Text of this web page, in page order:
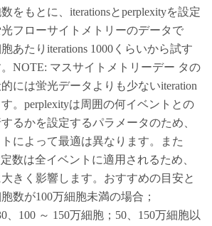
をもとに、iterationsとperplexityを設定
フローサイトメトリーのデータで
あたりiterations 1000くらいから試す
NOTE: マスサイトメトリーデー タの
には蛍光データよりも少ないiteration
。perplexityは周囲の何イベントとの
るかを設定するパラメータのため、
によって最適は異なります。また
数は全イベントに適用されるため、
きく影響します。おすすめの目安と
数が100万細胞未満の場合；
、100 ～ 150万細胞；50、150万細胞以